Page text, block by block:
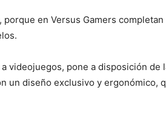
en Versus Gamers
videojuegos, pone a disposición de
un diseño exclusivo y ergonómico,